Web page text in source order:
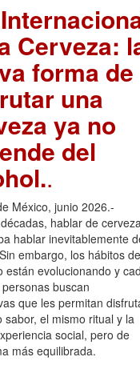
Cerveza:
forma de
una
ya no
del
.
México, junio 2026.-
hablar de cerveza
hablar inevitablemente
embargo, los hábitos de
están evolucionando y
buscan
que les permitan
sabor, el mismo ritual y la
social, pero de
más equilibrada.